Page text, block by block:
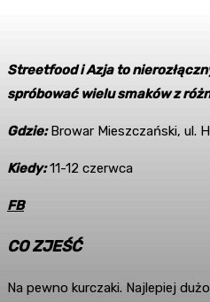
Streetfood i Azja to
spróbować wielu smaków z
Gdzie: Browar Mieszczański, ul.
Kiedy:11-12 czerwca
FB
CO ZJEŚĆ
Na pewno kurczaki. Najlepiej